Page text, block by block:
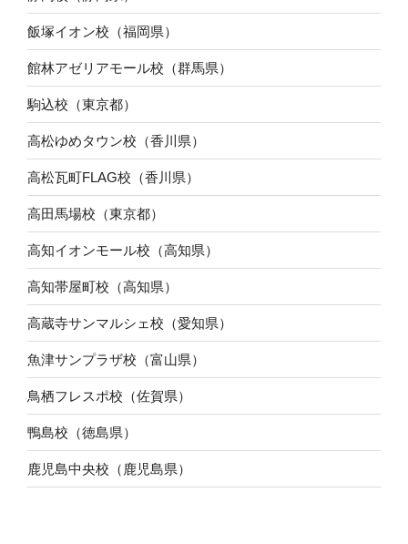
飯塚イオン校（福岡県）
館林アゼリアモール校（群馬県）
駒込校（東京都）
高松ゆめタウン校（香川県）
高松瓦町FLAG校（香川県）
高田馬場校（東京都）
高知イオンモール校（高知県）
高知帯屋町校（高知県）
高蔵寺サンマルシェ校（愛知県）
魚津サンプラザ校（富山県）
鳥栖フレスポ校（佐賀県）
鴨島校（徳島県）
鹿児島中央校（鹿児島県）